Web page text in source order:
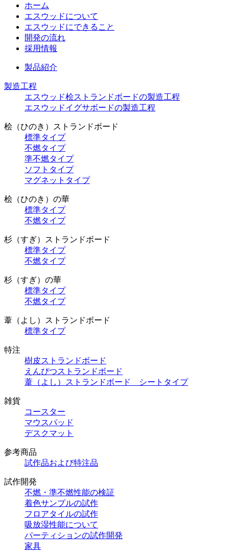
ホーム
エスウッドについて
エスウッドにできること
開発の流れ
採用情報
製品紹介
製造工程
エスウッド桧ストランドボードの製造工程
エスウッドイグサボードの製造工程
桧（ひのき）ストランドボード
標準タイプ
不燃タイプ
準不燃タイプ
ソフトタイプ
マグネットタイプ
桧（ひのき）の華
標準タイプ
不燃タイプ
杉（すぎ）ストランドボード
標準タイプ
不燃タイプ
杉（すぎ）の華
標準タイプ
不燃タイプ
葦（よし）ストランドボード
標準タイプ
特注
樹皮ストランドボード
えんぴつストランドボード
葦（よし）ストランドボード シートタイプ
雑貨
コースター
マウスパッド
デスクマット
参考商品
試作品および特注品
試作開発
不燃・準不燃性能の検証
着色サンプルの試作
フロアタイルの試作
吸放湿性能について
パーティションの試作開発
家具